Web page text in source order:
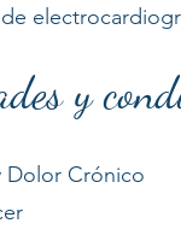
y
Dolor Crónico